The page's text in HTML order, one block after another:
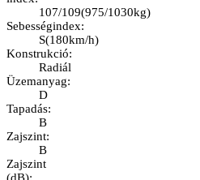
107/109(975/1030kg)
Sebességindex:
S(180km/h)
Konstrukció:
Radiál
Üzemanyag:
D
Tapadás:
B
Zajszint:
B
Zajszint